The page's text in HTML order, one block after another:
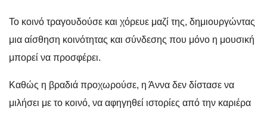
Το κοινό τραγουδούσε και χόρευε μαζί της, δημιουργώντας
μια αίσθηση κοινότητας και σύνδεσης που μόνο η μουσική
μπορεί να προσφέρει.
Καθώς η βραδιά προχωρούσε, η Άννα δεν δίστασε να
μιλήσει με το κοινό, να αφηγηθεί ιστορίες από την καριέρα